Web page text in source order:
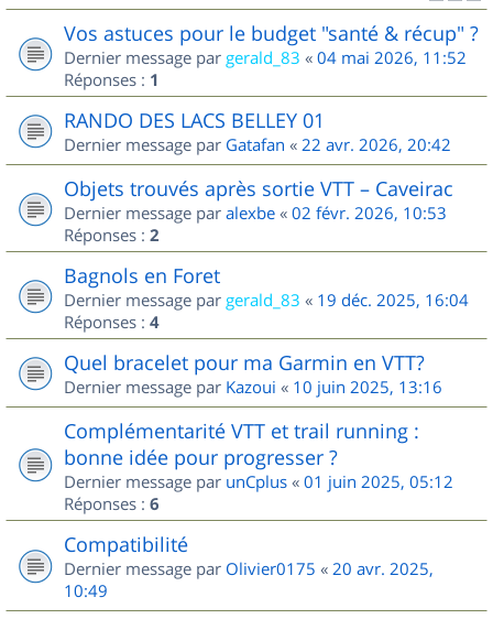
Vos astuces pour le budget "santé & récup" ?
Dernier message par gerald_83 « 04 mai 2026, 11:52
Réponses : 1
RANDO DES LACS BELLEY 01
Dernier message par Gatafan « 22 avr. 2026, 20:42
Objets trouvés après sortie VTT – Caveirac
Dernier message par alexbe « 02 févr. 2026, 10:53
Réponses : 2
Bagnols en Foret
Dernier message par gerald_83 « 19 déc. 2025, 16:04
Réponses : 4
Quel bracelet pour ma Garmin en VTT?
Dernier message par Kazoui « 10 juin 2025, 13:16
Complémentarité VTT et trail running :
bonne idée pour progresser ?
Dernier message par unCplus « 01 juin 2025, 05:12
Réponses : 6
Compatibilité
Dernier message par Olivier0175 « 20 avr. 2025,
10:49